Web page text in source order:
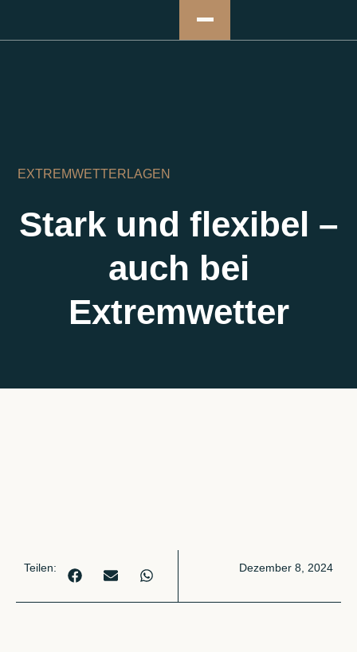
EXTREMWETTERLAGEN
Stark und flexibel –
auch bei
Extremwetter
Teilen: Dezember 8, 2024